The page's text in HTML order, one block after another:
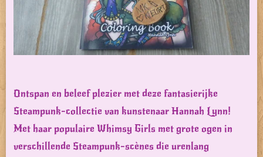
Ontspan en beleef plezier met deze fantasierijke
Steampunk-collectie van kunstenaar Hannah Lynn!
Met haar populaire Whimsy Girls met grote ogen in
verschillende Steampunk-scènes die urenlang